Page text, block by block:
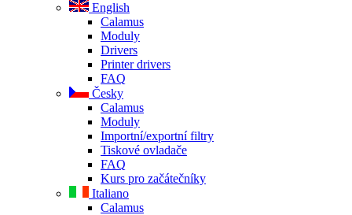
English
Calamus
Moduly
Drivers
Printer drivers
FAQ
Česky
Calamus
Moduly
Importní/exportní filtry
Tiskové ovladače
FAQ
Kurs pro začátečníky
Italiano
Calamus